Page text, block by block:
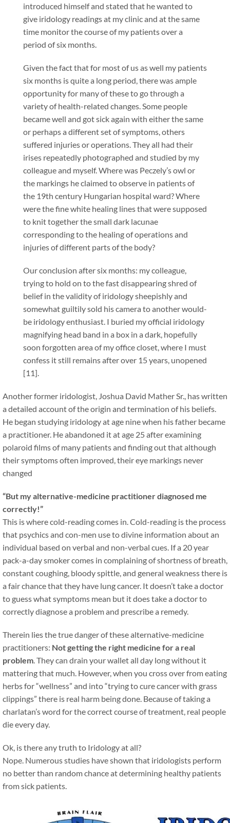
introduced himself and stated that he wanted to
give iridology readings at my clinic and at the same
time monitor the course of my patients over a
period of six months.
Given the fact that for most of us as well my patients
six months is quite a long period, there was ample
opportunity for many of these to go through a
variety of health-related changes. Some people
became well and got sick again with either the same
or perhaps a different set of symptoms, others
suffered injuries or operations. They all had their
irises repeatedly photographed and studied by my
colleague and myself. Where was Peczely’s owl or
the markings he claimed to observe in patients of
the 19th century Hungarian hospital ward? Where
were the fine white healing lines that were supposed
to knit together the small dark lacunae
corresponding to the healing of operations and
injuries of different parts of the body?
Our conclusion after six months: my colleague,
trying to hold on to the fast disappearing shred of
belief in the validity of iridology sheepishly and
somewhat guiltily sold his camera to another would-
be iridology enthusiast. I buried my official iridology
magnifying head band in a box in a dark, hopefully
soon forgotten area of my office closet, where I must
confess it still remains after over 15 years, unopened
[11].
Another former iridologist, Joshua David Mather Sr., has written
a detailed account of the origin and termination of his beliefs.
He began studying iridology at age nine when his father became
a practitioner. He abandoned it at age 25 after examining
polaroid films of many patients and finding out that although
their symptoms often improved, their eye markings never
changed
“But my alternative-medicine practitioner diagnosed me
correctly!”
This is where cold-reading comes in. Cold-reading is the process
that psychics and con-men use to divine information about an
individual based on verbal and non-verbal cues. If a 20 year
pack-a-day smoker comes in complaining of shortness of breath,
constant coughing, bloody spittle, and general weakness there is
a fair chance that they have lung cancer. It doesn’t take a doctor
to guess what symptoms mean but it does take a doctor to
correctly diagnose a problem and prescribe a remedy.
Therein lies the true danger of these alternative-medicine
practitioners: Not getting the right medicine for a real
problem. They can drain your wallet all day long without it
mattering that much. However, when you cross over from eating
herbs for “wellness” and into “trying to cure cancer with grass
clippings” there is real harm being done. Because of taking a
charlatan’s word for the correct course of treatment, real people
die every day.
Ok, is there any truth to Iridology at all?
Nope. Numerous studies have shown that iridologists perform
no better than random chance at determining healthy patients
from sick patients.